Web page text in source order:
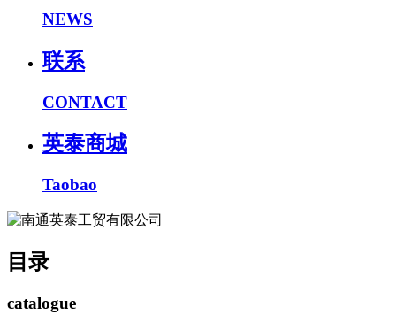
NEWS
联系
CONTACT
英泰商城
Taobao
目录
catalogue